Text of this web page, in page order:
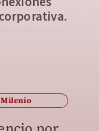
Milenio